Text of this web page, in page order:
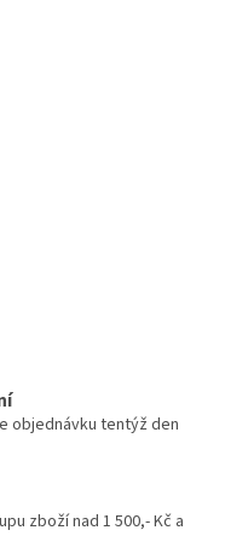
objednávku tentýž den
zboží nad 1 500,- Kč a